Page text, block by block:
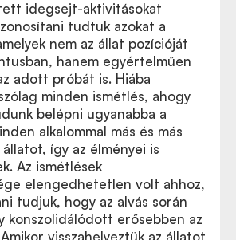
idegsejt-aktivitásokat
tudtuk azokat a
nem az állat pozícióját
hanem egyértelműen
adott próbát is. Hiába
minden ismétlés, ahogy
belépni ugyanabba a
alkalommal más és más
így az élményei is
Az ismétlések
elengedhetetlen volt ahhoz,
tudjuk, hogy az alvás során
konszolidálódott erősebben az